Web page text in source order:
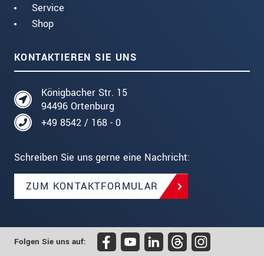
Service
Shop
KONTAKTIEREN SIE UNS
Königbacher Str. 15
94496 Ortenburg
+49 8542 / 168 - 0
Schreiben Sie uns gerne eine Nachricht:
ZUM KONTAKTFORMULAR
Folgen Sie uns auf: